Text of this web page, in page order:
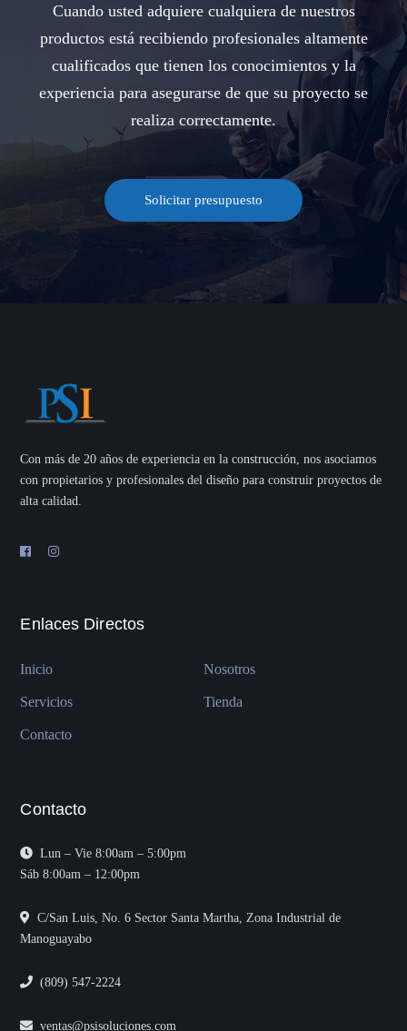
Cuando usted adquiere cualquiera de nuestros
productos está recibiendo profesionales altamente
cualificados que tienen los conocimientos y la
experiencia para asegurarse de que su proyecto se
realiza correctamente.
Solicitar presupuesto
Con más de 20 años de experiencia en la construcción, nos asociamos
con propietarios y profesionales del diseño para construir proyectos de
alta calidad.
Enlaces Directos
Inicio Nosotros
Servicios Tienda
Contacto
Contacto
Lun – Vie 8:00am – 5:00pm
Sáb 8:00am – 12:00pm
C/San Luis, No. 6 Sector Santa Martha, Zona Industrial de
Manoguayabo
(809) 547-2224
ventas@psisoluciones.com